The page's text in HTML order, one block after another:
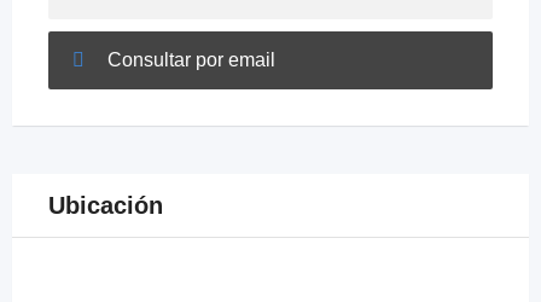
Consultar por email
Ubicación